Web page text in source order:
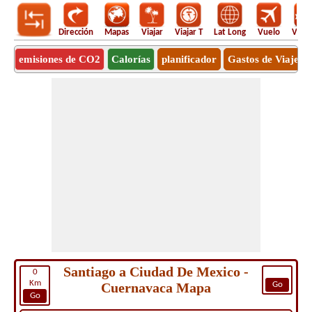
Dirección Mapas Viajar Viajar T Lat Long Vuelo
emisiones de CO2 Calorías planificador Gastos de Viaje
0
Km
Go
Go
Santiago a Ciudad De Mexico -
Cuernavaca Mapa